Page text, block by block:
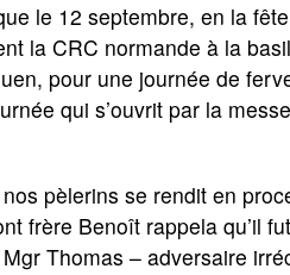
le 12 septembre, en la
la CRC normande à la
pour une journée de
qui s’ouvrit par la
pèlerins se rendit en
frère Benoît rappela qu’il
Thomas – adversaire